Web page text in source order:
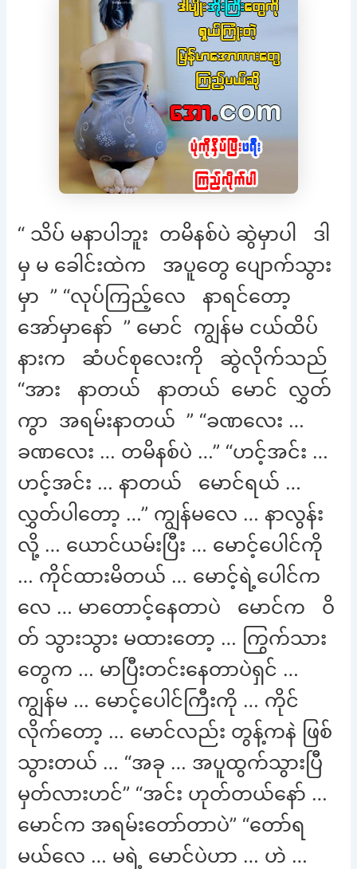
“ သိပ် မနာပါဘူး တမိနစ်ပဲ ဆွဲမှာပါ ဒါ
မှ မ ခေါင်းထဲက အပူတွေ ပျောက်သွား
မှာ ” “လုပ်ကြည့်လေ နာရင်တော့
အော်မှာနော် ” မောင် ကျွန်မ ငယ်ထိပ်
နားက ဆံပင်စုလေးကို ဆွဲလိုက်သည်
“အား နာတယ် နာတယ် မောင် လွှတ်
ကွာ အရမ်းနာတယ် ” “ခဏလေး …
ခဏလေး … တမိနစ်ပဲ …” “ဟင့်အင်း …
ဟင့်အင်း … နာတယ် မောင်ရယ် …
လွှတ်ပါတော့ …” ကျွန်မလေ … နာလွန်း
လို့ … ယောင်ယမ်းပြီး … မောင့်ပေါင်ကို
… ကိုင်ထားမိတယ် … မောင့်ရဲ့ပေါင်က
လေ … မာတောင့်နေတာပဲ မောင်က ဝိ
တ် သွားသွား မထားတော့ … ကြွက်သား
တွေက … မာပြီးတင်းနေတာပဲရှင် …
ကျွန်မ … မောင့်ပေါင်ကြီးကို … ကိုင်
လိုက်တော့ … မောင်လည်း တွန့်ကနဲ ဖြစ်
သွားတယ် … “အခု … အပူထွက်သွားပြီ
မှတ်လားဟင်” “အင်း ဟုတ်တယ်နော် …
မောင်က အရမ်းတော်တာပဲ” “တော်ရ
မယ်လေ … မရဲ့ မောင်ပဲဟာ … ဟဲ …